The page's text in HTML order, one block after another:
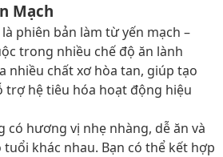
Mạch
phiên bản làm từ yến mạch –
trong nhiều chế độ ăn lành
nhiều chất xơ hòa tan, giúp tạo
trợ hệ tiêu hóa hoạt động hiệu
có hương vị nhẹ nhàng, dễ ăn và
khác nhau. Bạn có thể kết hợp